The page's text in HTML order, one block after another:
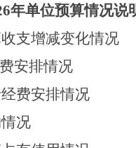
年单位预算情况说
支增减变化情况
安排情况
费安排情况
况